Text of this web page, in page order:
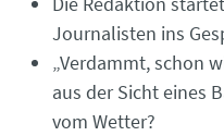
Journalisten ins
„Verdammt, schon
aus der Sicht eines
vom Wetter?